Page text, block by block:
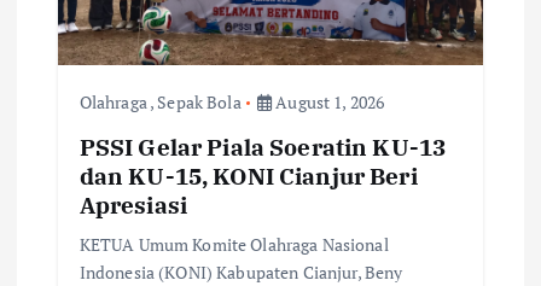
t
Olahraga, Sepak Bola August 1, 2026
PSSI Gelar Piala Soeratin KU-13
dan KU-15, KONI Cianjur Beri
Apresiasi
KETUA Umum Komite Olahraga Nasional
Indonesia (KONI) Kabupaten Cianjur, Beny